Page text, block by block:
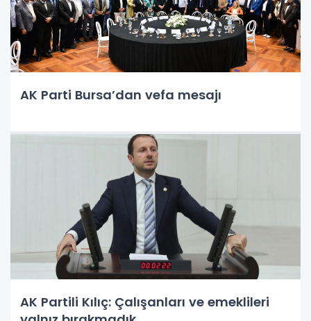
AK Parti Bursa’dan vefa mesajı
AK Partili Kılıç: Çalışanları ve emeklileri